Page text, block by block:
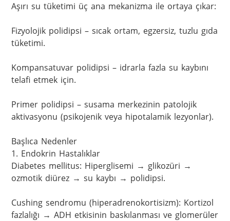
Aşırı su tüketimi üç ana mekanizma ile ortaya çıkar:
Fizyolojik polidipsi – sıcak ortam, egzersiz, tuzlu gıda
tüketimi.
Kompansatuvar polidipsi – idrarla fazla su kaybını
telafi etmek için.
Primer polidipsi – susama merkezinin patolojik
aktivasyonu (psikojenik veya hipotalamik lezyonlar).
Başlıca Nedenler
1. Endokrin Hastalıklar
Diabetes mellitus: Hiperglisemi → glikozüri →
ozmotik diürez → su kaybı → polidipsi.
Cushing sendromu (hiperadrenokortisizm): Kortizol
fazlalığı → ADH etkisinin baskılanması ve glomerüler